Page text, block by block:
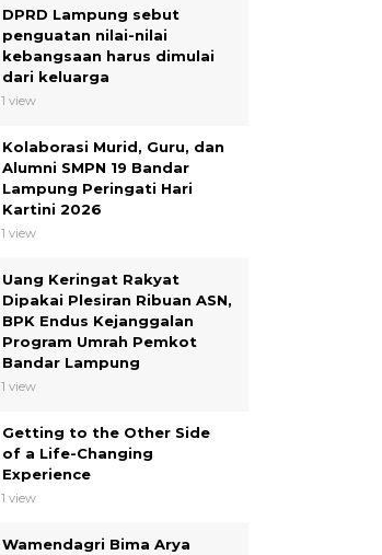
DPRD Lampung sebut
penguatan nilai-nilai
kebangsaan harus dimulai
dari keluarga
1 view
Kolaborasi Murid, Guru, dan
Alumni SMPN 19 Bandar
Lampung Peringati Hari
Kartini 2026
1 view
Uang Keringat Rakyat
Dipakai Plesiran Ribuan ASN,
BPK Endus Kejanggalan
Program Umrah Pemkot
Bandar Lampung
1 view
Getting to the Other Side
of a Life-Changing
Experience
1 view
Wamendagri Bima Arya